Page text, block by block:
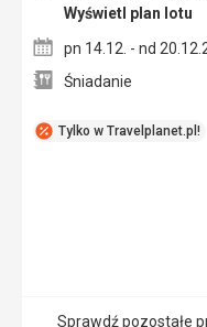
Tylko w Travelplanet.pl!
Wyświetl plan lotu
pn 14.12. - nd
Śniadanie
Sprawdź pozostałe